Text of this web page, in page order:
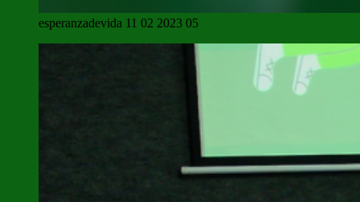
esperanzadevida 11 02 2023 05